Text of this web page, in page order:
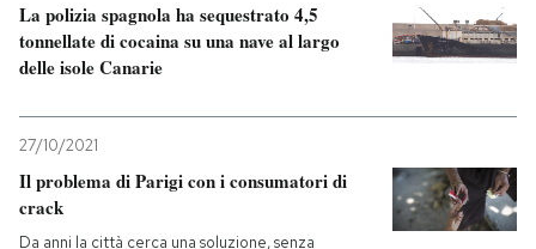
La polizia spagnola ha sequestrato 4,5
tonnellate di cocaina su una nave al largo
delle isole Canarie
27/10/2021
Il problema di Parigi con i consumatori di
crack
Da anni la città cerca una soluzione, senza